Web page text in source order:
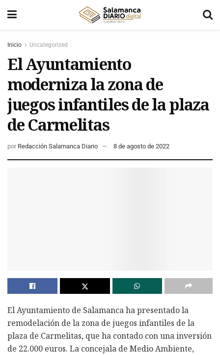
Inicio Uncategorized
El Ayuntamiento
moderniza la zona de
juegos infantiles de la plaza
de Carmelitas
por Redacción Salamanca Diario 8 de agosto de 2022
El Ayuntamiento de Salamanca ha presentado la
remodelación de la zona de juegos infantiles de la
plaza de Carmelitas, que ha contado con una inversión
de 22.000 euros. La concejala de Medio Ambiente,